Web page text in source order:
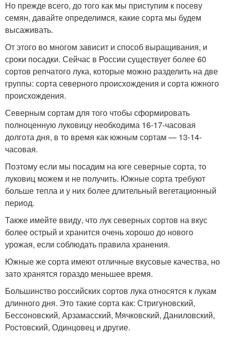
Но прежде всего, до того как мы приступим к посеву
семян, давайте определимся, какие сорта мы будем
высаживать.
От этого во многом зависит и способ выращивания, и
сроки посадки. Сейчас в России существует более 60
сортов репчатого лука, которые можно разделить на две
группы: сорта северного происхождения и сорта южного
происхождения.
Северным сортам для того чтобы сформировать
полноценную луковицу необходима 16-17-часовая
долгота дня, в то время как южным сортам — 13-14-
часовая.
Поэтому если мы посадим на юге северные сорта, то
луковиц можем и не получить. Южные сорта требуют
больше тепла и у них более длительный вегетационный
период.
Также имейте ввиду, что лук северных сортов на вкус
более острый и хранится очень хорошо до нового
урожая, если соблюдать правила хранения.
Южные же сорта имеют отличные вкусовые качества, но
зато хранятся гораздо меньшее время.
Большинство российских сортов лука относятся к лукам
длинного дня. Это такие сорта как: Стригуновский,
Бессоновский, Арзамасский, Мячковский, Даниловский,
Ростовский, Одинцовец и другие.